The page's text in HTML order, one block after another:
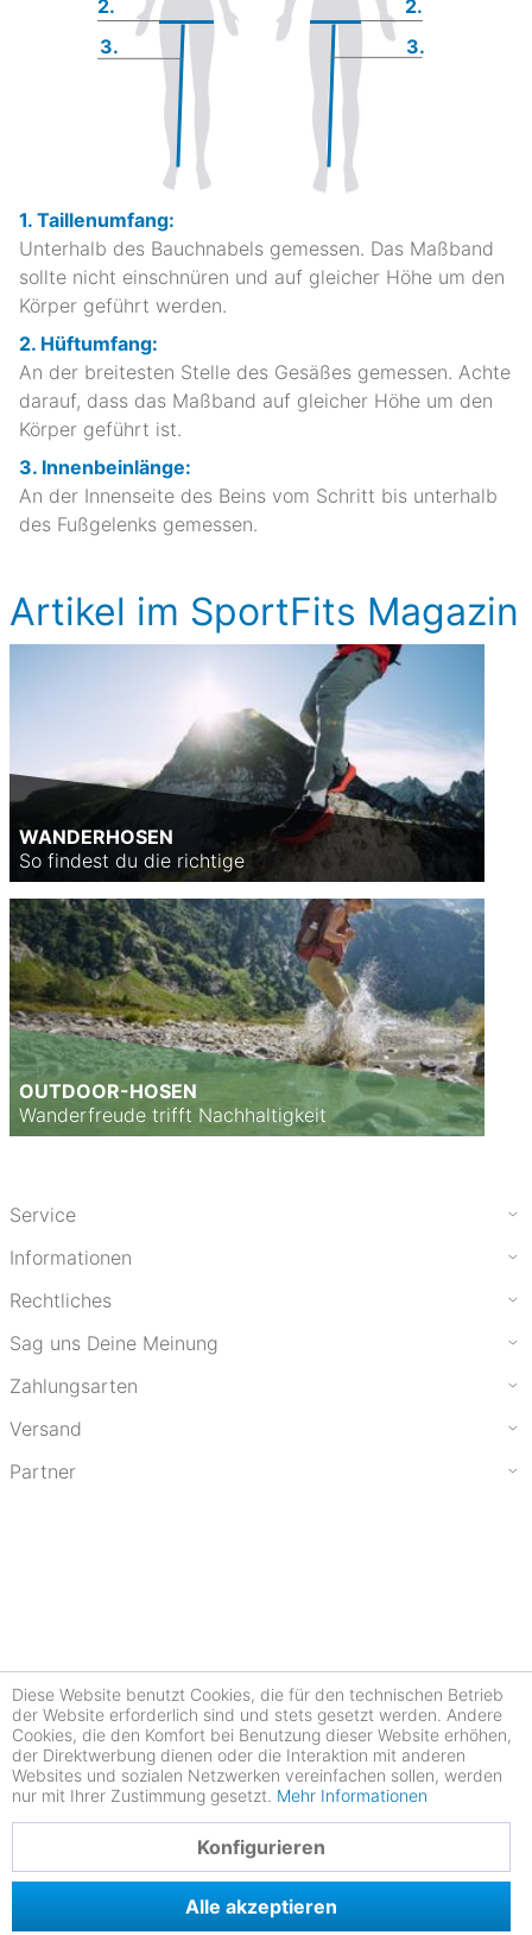
2.
2.
3.
3.
1. Taillenumfang:
Unterhalb des Bauchnabels gemessen. Das Maßband
sollte nicht einschnüren und auf gleicher Höhe um den
Körper geführt werden.
2. Hüftumfang:
An der breitesten Stelle des Gesäßes gemessen. Achte
darauf, dass das Maßband auf gleicher Höhe um den
Körper geführt ist.
3. Innenbeinlänge:
An der Innenseite des Beins vom Schritt bis unterhalb
des Fußgelenks gemessen.
Artikel im SportFits Magazin
WANDERHOSEN
So findest du die richtige
OUTDOOR-HOSEN
Wanderfreude trifft Nachhaltigkeit
Service
Informationen
Rechtliches
Sag uns Deine Meinung
Zahlungsarten
Versand
Partner
Diese Website benutzt Cookies, die für den technischen Betrieb
der Website erforderlich sind und stets gesetzt werden. Andere
Cookies, die den Komfort bei Benutzung dieser Website erhöhen,
der Direktwerbung dienen oder die Interaktion mit anderen
Websites und sozialen Netzwerken vereinfachen sollen, werden
nur mit Ihrer Zustimmung gesetzt. Mehr Informationen
Konfigurieren
Alle akzeptieren